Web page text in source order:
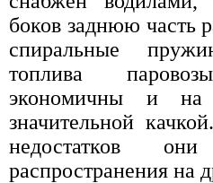
боков заднюю часть
спиральные
топлива
экономичны и на
значительной
недостатков
распространения на